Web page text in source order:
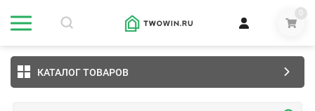
0
КАТАЛОГ ТОВАРОВ